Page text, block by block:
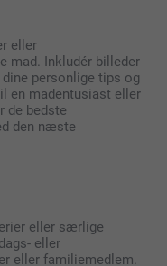
eller
mad. Inkludér billeder
personlige tips og
en madentusiast eller
de bedste
den næste
eller særlige
eller
eller familiemedlem.